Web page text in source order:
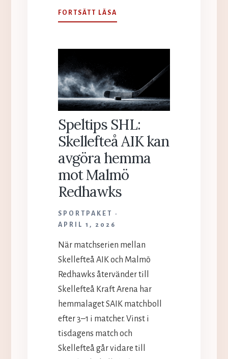
FORTSÄTT LÄSA
EKONOMI:
UNDERHÅLLNINGSBUDGET
MELLAN
STREAMING
OCH
SPEL
Speltips SHL:
Skellefteå AIK kan
avgöra hemma
mot Malmö
Redhawks
SPORTPAKET
APRIL 1, 2026
När matchserien mellan
Skellefteå AIK och Malmö
Redhawks återvänder till
Skellefteå Kraft Arena har
hemmalaget SAIK matchboll
efter 3–1 i matcher. Vinst i
tisdagens match och
Skellefteå går vidare till